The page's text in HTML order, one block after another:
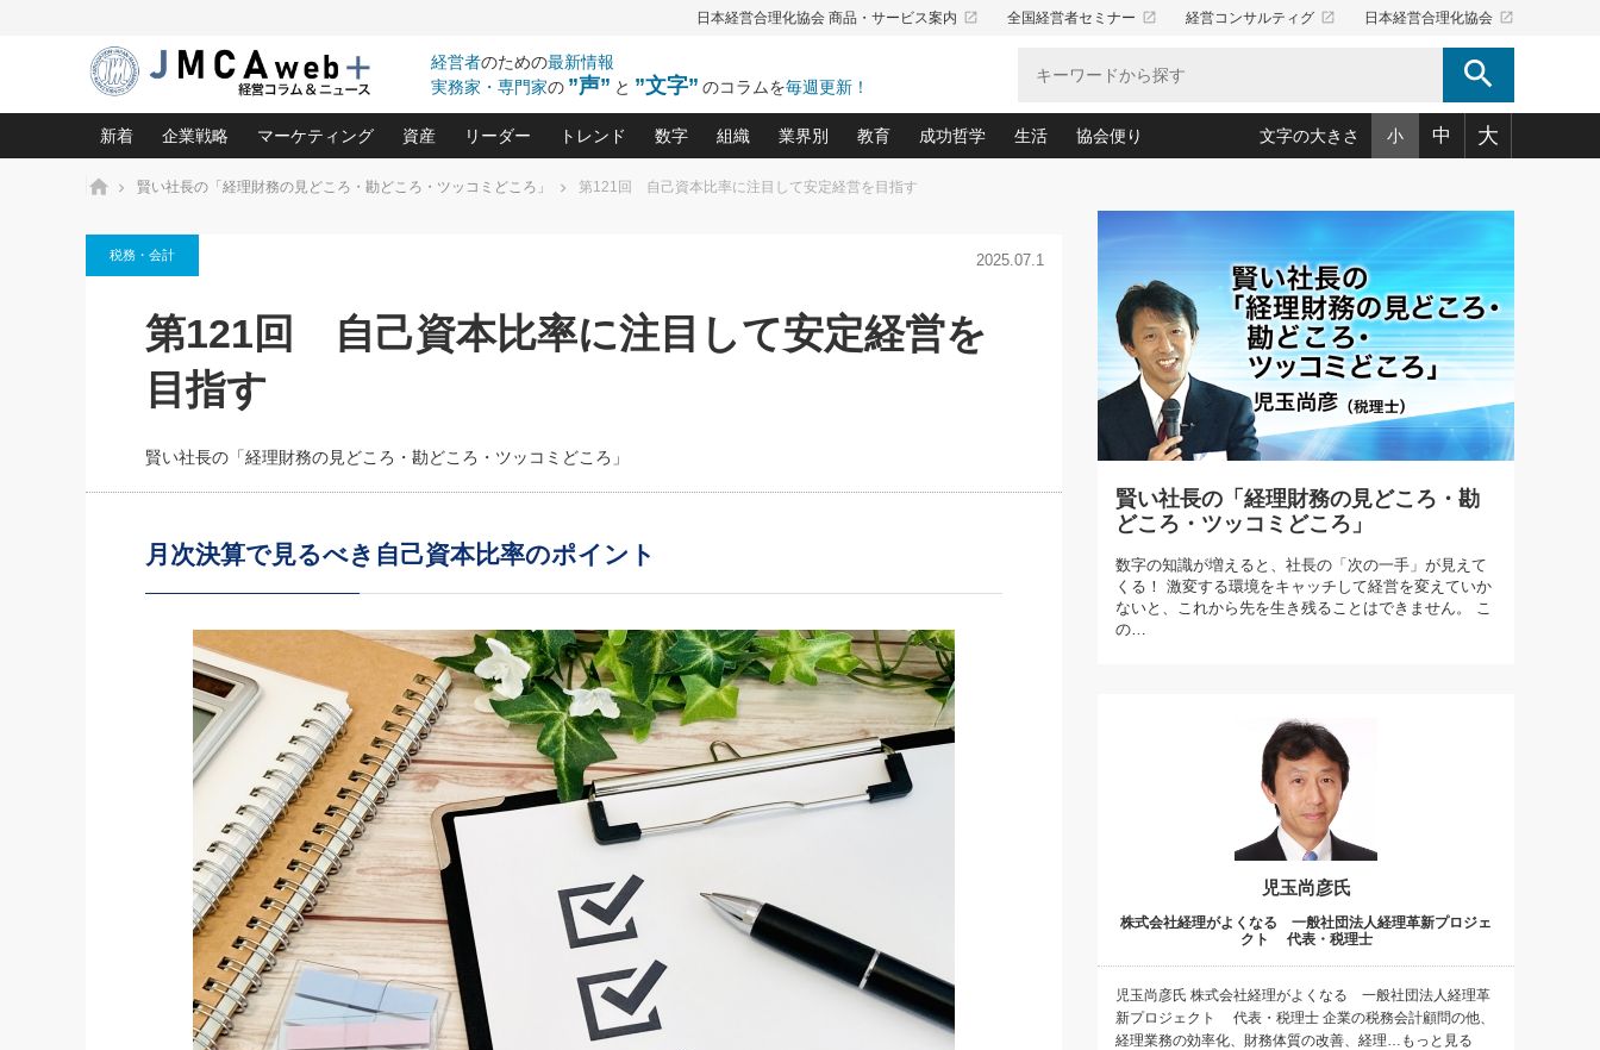
日本経営合理化協会 商品・サービス案内 launch 全国経営者セミナー launch 経営コンサルティグ launch 日本経営合理化協会 launch
経営者のための最新情報
実務家・専門家の ”声” と ”文字” のコラムを毎週更新！ search
新着
相談15：銀行がやたらと固定金
利を勧めてきます！やはり固定
がよいのでしょうか！
2026.08.7
朝礼・会議での「社長の３分間
日号）
2026.08.5
第86回 「言葉狩り」
もっとみる
企業戦略
中小企業の「１位づくり」戦略(96)
利益を最大化する「業務改善」横田尚哉氏(5)
強い会社を築く ビジネス・クリニック(240)
日本レーザー「人を大切にしながら利益を上げる経営」の極意
(3)
武器としてのM&A入門(3)
社長のための“儲かる通販”戦略視点(151)
継続経営 百話百行(85)
マーケティング
ロングセラーの玉手箱(9)
資産
中国経済の最新動向(204)
事業承継の前に、決めておきたい、知っておきたい、やってお
深読み企業分析(153)
リーダー
ピョートル・F・グジバチの『経営戦略の新常識』(12)
楠木建の「経営知になる考え方」(57)
次もあなたにお願いしたいと思われる「一流の仕事術」(28)
社長の右腕をつくる 人と組織を動かす(200)
トレンド
北村森の「今月のヒット商品」(109)
数字
会社を守り抜くための緊急対策(100)
強い決算書の会社はココが違う！(36)
組織
職場の生産性を下げるハラスメントの予防策(10)
賃金決定の定石(68)
顧客・社員・社会から支持される「ウェルビーイング経営入
業界別
大久保一彦の“流行る”お店の仕組みづくり(210)
柿内幸夫─社長のための現場改善(174)
教育
あなただからお願いしたいと思われる 気配りの達人(127)
クレーム対応 実践マニュアル(92)
クレーム対応の新知識と新常識(57)
デキル社員に育てる！ 社員教育の決め手(203)
成功哲学
中国哲学に学ぶ 不況は会社守成の好機(38)
令和時代の「社長の人間力の磨き方」(86)
先人の名句名言の教え 東洋思想に学ぶ経営学(132)
渡部昇一の「日本の指導者たち」(32)
経営に活かす“十八史略”(30)
生活
おのころ心平の ──社長のための「か・ら・だマネジメント」
(50)
デジタルＡＶを味方に！新・仕事術(180)
リーダー脳の鍛え方(32)
ワインを楽しむ基礎レッスン(12)
必読！社長が読むべき今月の4冊(88)
眼と耳で楽しむ読書術(162)
社長の「氣」(30)
米国スポーツ・ビジネスに学ぶ心理学(98)
高橋一喜の『これぞ！"本物の温泉"』(157)
協会便り
「愛読者通信」著者インタビュー(44)
ビジネス見聞録 経営ニュース(100)
作間信司の経営無形庵(けいえいむぎょうあん)(166)
経営セミナー情報局(1)
繁栄への着眼点 牟田太陽(76)
講話を聞いて学ぼう 実学・耳学・磨く「ミミガク」のすすめ
文字の大きさ 小 中 大
ホーム 賢い社長の「経理財務の見どころ・勘どころ・ツッコミどころ」 第121回 自己資本比率に注目して安定経営を目指す
税務・会計 2025.07.1
第121回 自己資本比率に注目して安定経営を
目指す
賢い社長の「経理財務の見どころ・勘どころ・ツッコミどころ」
月次決算で見るべき自己資本比率のポイント
賢い社長の「経理財務の見どころ・勘
どころ・ツッコミどころ」
数字の知識が増えると、社長の「次の一手」が見えて
くる！ 激変する環境をキャッチして経営を変えていか
ないと、これから先を生き残ることはできません。 こ
の…
児玉尚彦氏
株式会社経理がよくなる 一般社団法人経理革新プロジェ
クト 代表・税理士
児玉尚彦氏 株式会社経理がよくなる 一般社団法人経理革
新プロジェクト 代表・税理士 企業の税務会計顧問の他、
経理業務の効率化、財務体質の改善、経理…もっと見る